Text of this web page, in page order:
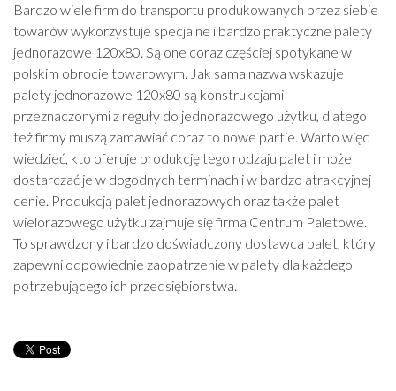
Bardzo wiele firm do transportu produkowanych przez siebie
towarów wykorzystuje specjalne i bardzo praktyczne palety
jednorazowe 120x80. Są one coraz częściej spotykane w
polskim obrocie towarowym. Jak sama nazwa wskazuje
palety jednorazowe 120x80 są konstrukcjami
przeznaczonymi z reguły do jednorazowego użytku, dlatego
też firmy muszą zamawiać coraz to nowe partie. Warto więc
wiedzieć, kto oferuje produkcję tego rodzaju palet i może
dostarczać je w dogodnych terminach i w bardzo atrakcyjnej
cenie. Produkcją palet jednorazowych oraz także palet
wielorazowego użytku zajmuje się firma Centrum Paletowe.
To sprawdzony i bardzo doświadczony dostawca palet, który
zapewni odpowiednie zaopatrzenie w palety dla każdego
potrzebującego ich przedsiębiorstwa.